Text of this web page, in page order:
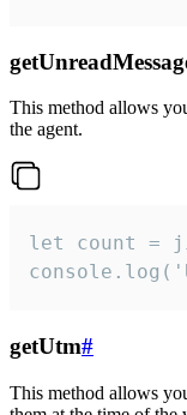
This method allows
the agent.
let count =
getUtm#
This method allows